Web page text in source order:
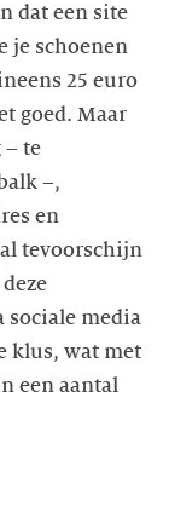
dat een site
je schoenen
25 euro
goed. Maar
– te
–,
en
tevoorschijn
sociale media
klus, wat met
een aantal